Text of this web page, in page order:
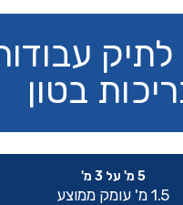
בטון
5 מ' על 3 מ'
1.5 מ' עומק ממוצע